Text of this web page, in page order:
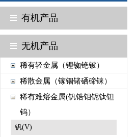
有机产品
无机产品
稀有轻金属（锂铷铯铍）
稀散金属（镓铟锗硒碲铼）
稀有难熔金属(钒锆钼铌钛钽
钨）
钒(V)